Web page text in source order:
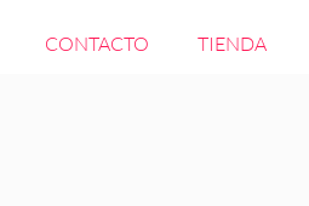
CONTACTO TIENDA